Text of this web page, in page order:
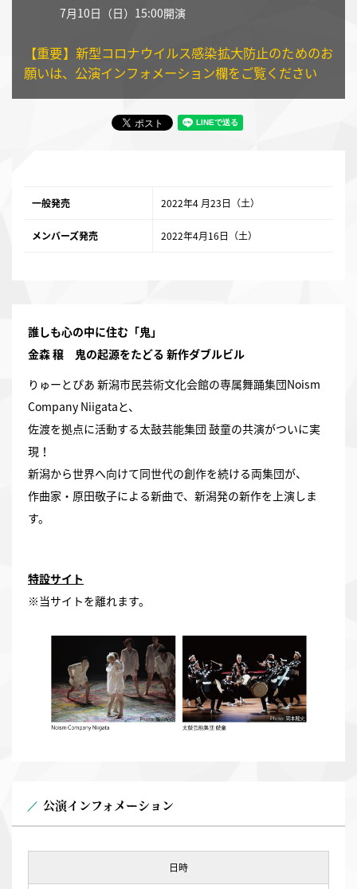
7月10日（日）15:00開演
【重要】新型コロナウイルス感染拡大防止のためのお
願いは、公演インフォメーション欄をご覧ください
一般発売 2022年4 月23日（土）
メンバーズ発売 2022年4月16日（土）
誰しも心の中に住む「鬼」
金森 穣 鬼の起源をたどる 新作ダブルビル
りゅーとぴあ 新潟市民芸術文化会館の専属舞踊集団Noism
Company Niigataと、
佐渡を拠点に活動する太鼓芸能集団 鼓童の共演がついに実
現！
新潟から世界へ向けて同世代の創作を続ける両集団が、
作曲家・原田敬子による新曲で、新潟発の新作を上演しま
す。
特設サイト
※当サイトを離れます。
公演インフォメーション
日時